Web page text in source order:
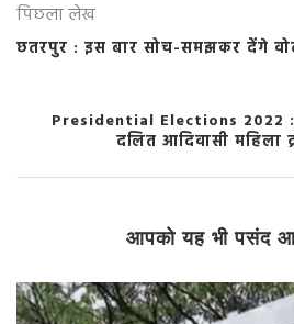
पिछला लेख
छतरपुर : इस बार सोच-समझकर देंगे
Presidential Elections 2022 :
दलित आदिवासी महिला
आपको यह भी पसंद